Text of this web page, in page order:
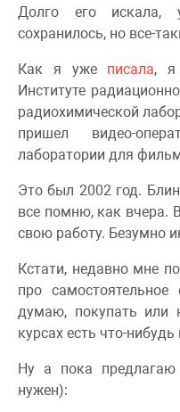
Долго его
сохранилось, но все-
Как я уже писала, я
Институте
радиохимической
пришел видео-
лаборатории для
Это был 2002 год.
все помню, как вчера.
свою работу. Безумно
Кстати, недавно мне
про
думаю, покупать или
курсах есть что-нибудь
Ну а пока предлагаю
нужен):